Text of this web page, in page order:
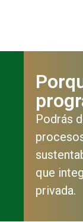
Podrás
que
privada.